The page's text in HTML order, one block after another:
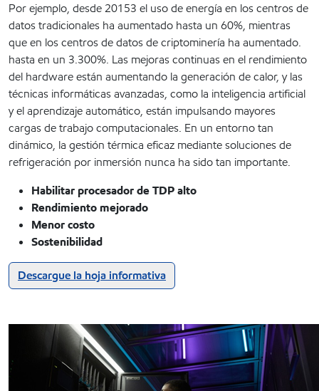
Por ejemplo, desde 20153 el uso de energía en los centros de
datos tradicionales ha aumentado hasta un 60%, mientras
que en los centros de datos de criptominería ha aumentado.
hasta en un 3.300%. Las mejoras continuas en el rendimiento
del hardware están aumentando la generación de calor, y las
técnicas informáticas avanzadas, como la inteligencia artificial
y el aprendizaje automático, están impulsando mayores
cargas de trabajo computacionales. En un entorno tan
dinámico, la gestión térmica eficaz mediante soluciones de
refrigeración por inmersión nunca ha sido tan importante.
Habilitar procesador de TDP alto
Rendimiento mejorado
Menor costo
Sostenibilidad
Descargue la hoja informativa